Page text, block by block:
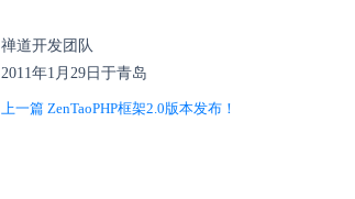
禅道开发团队
2011年1月29日于青岛
上一篇 ZenTaoPHP框架2.0版本发布！